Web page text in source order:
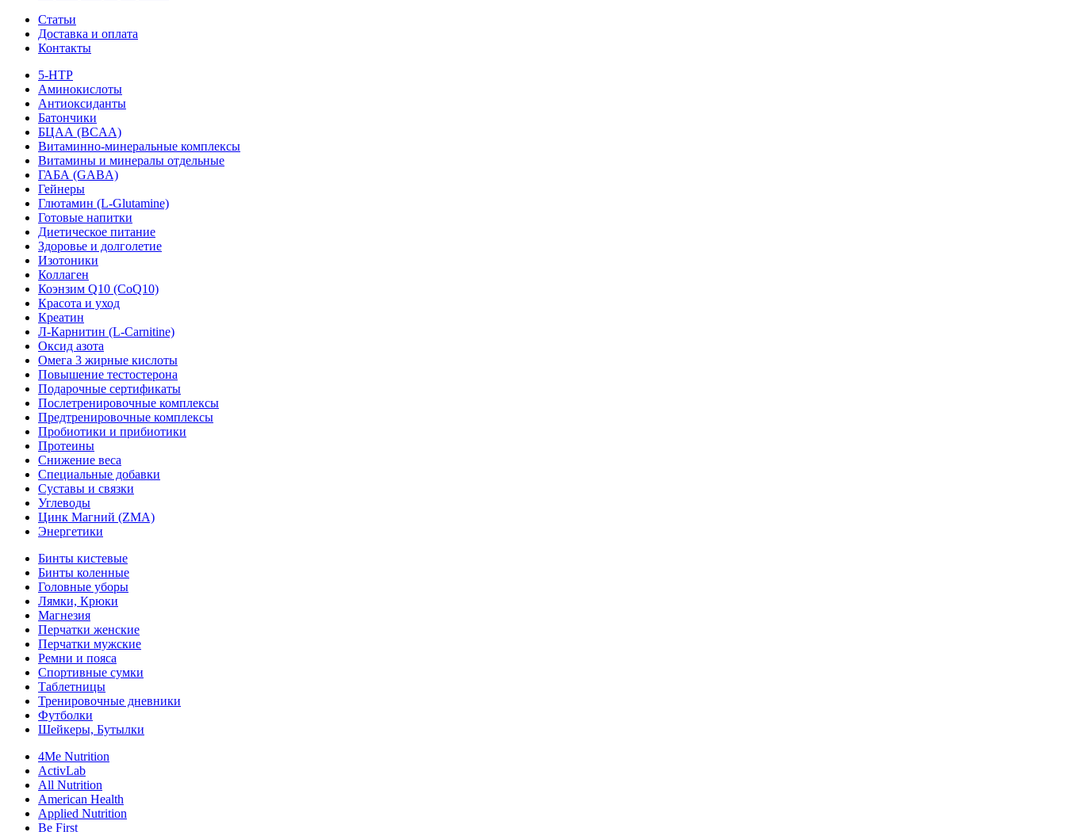
Статьи
Доставка и оплата
Контакты
5-HTP
Аминокислоты
Антиоксиданты
Батончики
БЦАА (BCAA)
Витаминно-минеральные комплексы
Витамины и минералы отдельные
ГАБА (GABA)
Гейнеры
Глютамин (L-Glutamine)
Готовые напитки
Диетическое питание
Здоровье и долголетие
Изотоники
Коллаген
Коэнзим Q10 (CoQ10)
Красота и уход
Креатин
Л-Карнитин (L-Сarnitine)
Оксид азота
Омега 3 жирные кислоты
Повышение тестостерона
Подарочные сертификаты
Послетренировочные комплексы
Предтренировочные комплексы
Пробиотики и прибиотики
Протеины
Снижение веса
Специальные добавки
Суставы и связки
Углеводы
Цинк Магний (ZMA)
Энергетики
Бинты кистевые
Бинты коленные
Головные уборы
Лямки, Крюки
Магнезия
Перчатки женские
Перчатки мужские
Ремни и пояса
Спортивные сумки
Таблетницы
Тренировочные дневники
Футболки
Шейкеры, Бутылки
4Me Nutrition
ActivLab
All Nutrition
American Health
Applied Nutrition
Be First